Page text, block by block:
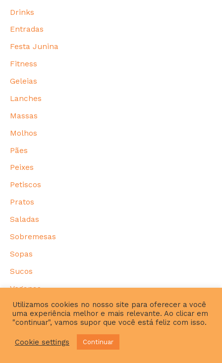
Drinks
Entradas
Festa Junina
Fitness
Geleias
Lanches
Massas
Molhos
Pães
Peixes
Petiscos
Pratos
Saladas
Sobremesas
Sopas
Sucos
Veganas
Utilizamos cookies no nosso site para oferecer a você
uma experiência melhor e mais relevante. Ao clicar em
"continuar", vamos supor que você está feliz com isso.
Cookie settings Continuar